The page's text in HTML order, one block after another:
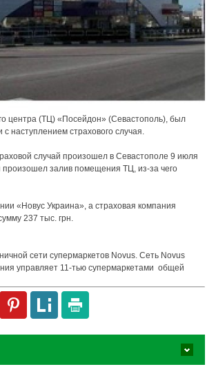
центра (ТЦ) «Посейдон» (Севастополь), был
наступлением страхового случая.
случай произошел в Севастополе 9 июля
произошел залив помещения ТЦ, из-за чего
«Новус Украина», а страховая компания
237 тыс. грн.
сети супермаркетов Novus. Сеть Novus
управляет 11-тью супермаркетами общей